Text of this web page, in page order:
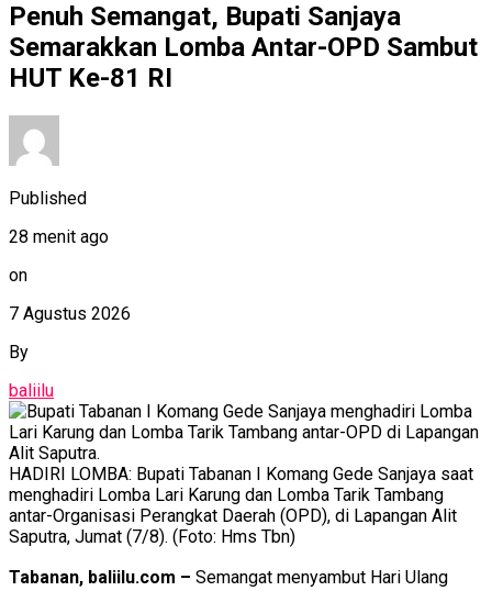
Penuh Semangat, Bupati Sanjaya
Semarakkan Lomba Antar-OPD Sambut
HUT Ke-81 RI
Published
28 menit ago
on
7 Agustus 2026
By
baliilu
HADIRI LOMBA: Bupati Tabanan I Komang Gede Sanjaya saat
menghadiri Lomba Lari Karung dan Lomba Tarik Tambang
antar-Organisasi Perangkat Daerah (OPD), di Lapangan Alit
Saputra, Jumat (7/8). (Foto: Hms Tbn)
Tabanan, baliilu.com – Semangat menyambut Hari Ulang